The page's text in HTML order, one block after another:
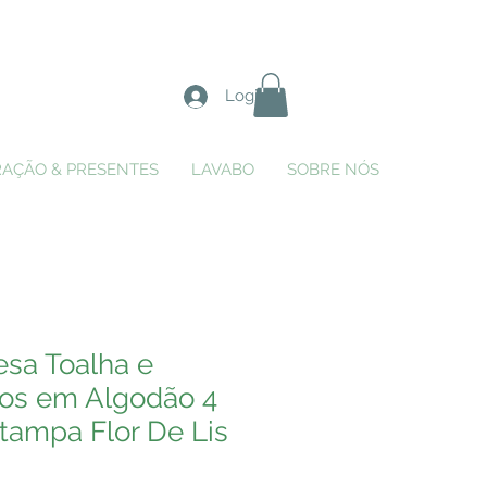
Login
& PRESENTES LAVABO SOBRE NÓS
Toalha e
em Algodão 4
Flor De Lis